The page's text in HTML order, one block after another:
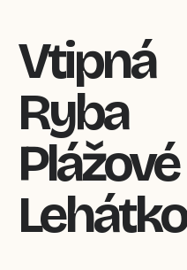
Vtipná
Ryba
Plážové
Lehátko